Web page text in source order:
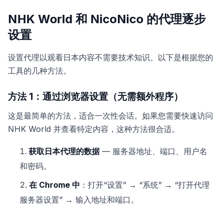
NHK World 和 NicoNico 的代理逐步
设置
设置代理以观看日本内容不需要技术知识。以下是根据您的
工具的几种方法。
方法 1：通过浏览器设置（无需额外程序）
这是最简单的方法，适合一次性会话。如果您需要快速访问
NHK World 并查看特定内容，这种方法很合适。
获取日本代理的数据— 服务器地址、端口、用户名
和密码。
在 Chrome 中 ：打开“设置” → “系统” → “打开代理
服务器设置” → 输入地址和端口。